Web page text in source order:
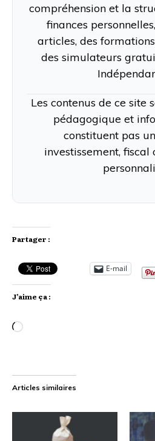
compréhension et la
finances
articles, des
des simulateurs
Les contenus de ce site
pédagogique et
constituent pas
investissement,
Partager :
E-mail
J’aime ça :
Chargement…
Articles similaires